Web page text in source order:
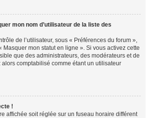
mon nom d’utilisateur de la liste des
de l’utilisateur, sous « Préférences du forum »,
Masquer mon statut en ligne ». Si vous activez cette
que des administrateurs, des modérateurs et de
alors comptabilisé comme étant un utilisateur
!
affichée soit réglée sur un fuseau horaire différent